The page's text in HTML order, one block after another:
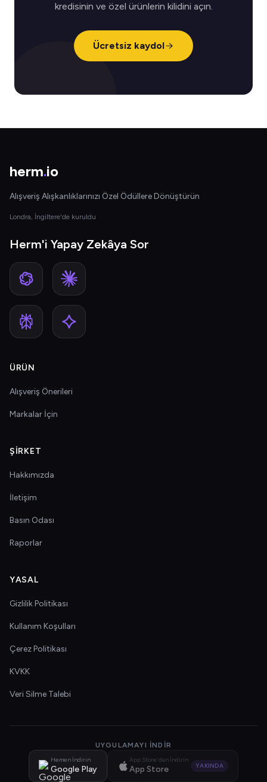
kredisinin ve özel ürünlerin kilidini açın.
Ücretsiz kaydol
herm.io
Alışveriş Alışkanlıklarınızı Özel Ödüllere Dönüştürün
Londra, İngiltere'de kuruldu
Herm'i Yapay Zekâya Sor
ÜRÜN
Alışveriş Önerileri
Markalar İçin
ŞIRKET
Hakkımızda
İletişim
Basın Odası
Raporlar
YASAL
Gizlilik Politikası
Kullanım Koşulları
Çerez Politikası
KVKK
Veri Silme Talebi
UYGULAMAYI İNDIR
Hemen İndirin
Google Play
App Store'dan İndirin
App Store YAKINDA